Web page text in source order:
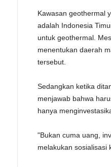
Kawasan geothermal
adalah Indonesia
untuk geothermal.
menentukan daerah
tersebut.
Sedangkan ketika
menjawab bahwa
hanya
"Bukan cuma uang,
melakukan sosialisasi